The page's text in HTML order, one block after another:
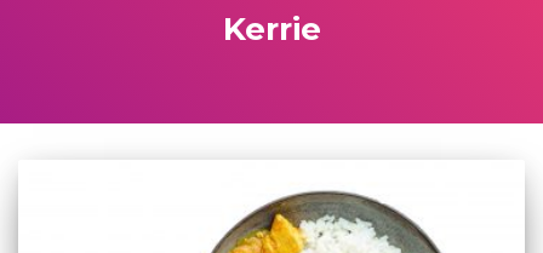
Kerrie